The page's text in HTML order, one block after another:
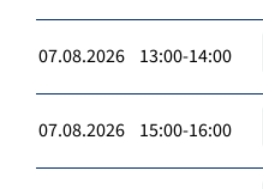
07.08.2026 13:00-14:00
07.08.2026 15:00-16:00